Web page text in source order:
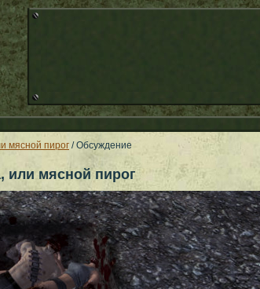
мясной пирог / Обсуждение
или мясной пирог